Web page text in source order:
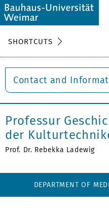
SHORTCUTS
Contact and
Professur
der
Prof. Dr. Rebekka Ladewig
DEPARTMENT OF